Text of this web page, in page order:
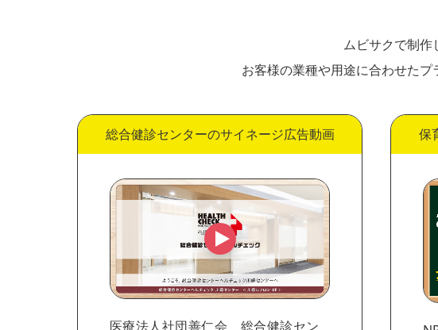
ムビサクで制作
お客様の業種や用途に合わせたプ
総合健診センターのサイネージ広告動画
医療法人社団善仁会 総合健診セン
保